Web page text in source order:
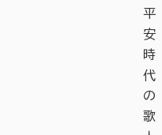
平
安
時
代
の
歌